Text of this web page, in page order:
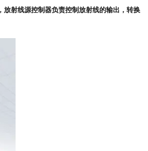
射线源控制器负责控制放射线的输出，转换